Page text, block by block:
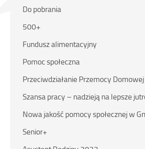
skróty
Do pobrania
500+
Fundusz alimentacyjny
Pomoc społeczna
Przeciwdziałanie Przemocy Domowej
Szansa pracy – nadzieją na lepsze
Nowa jakość pomocy społecznej w
Senior+